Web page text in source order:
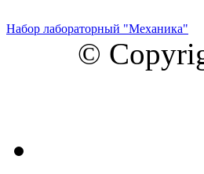
Набор лабораторный "Механика"
©